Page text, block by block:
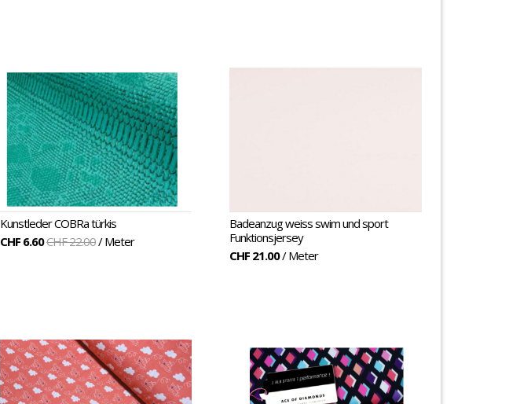
Kunstleder COBRa türkis
CHF 6.60CHF 22.00/ Meter
Badeanzug weiss swim und sport
Funktionsjersey
CHF 21.00/ Meter